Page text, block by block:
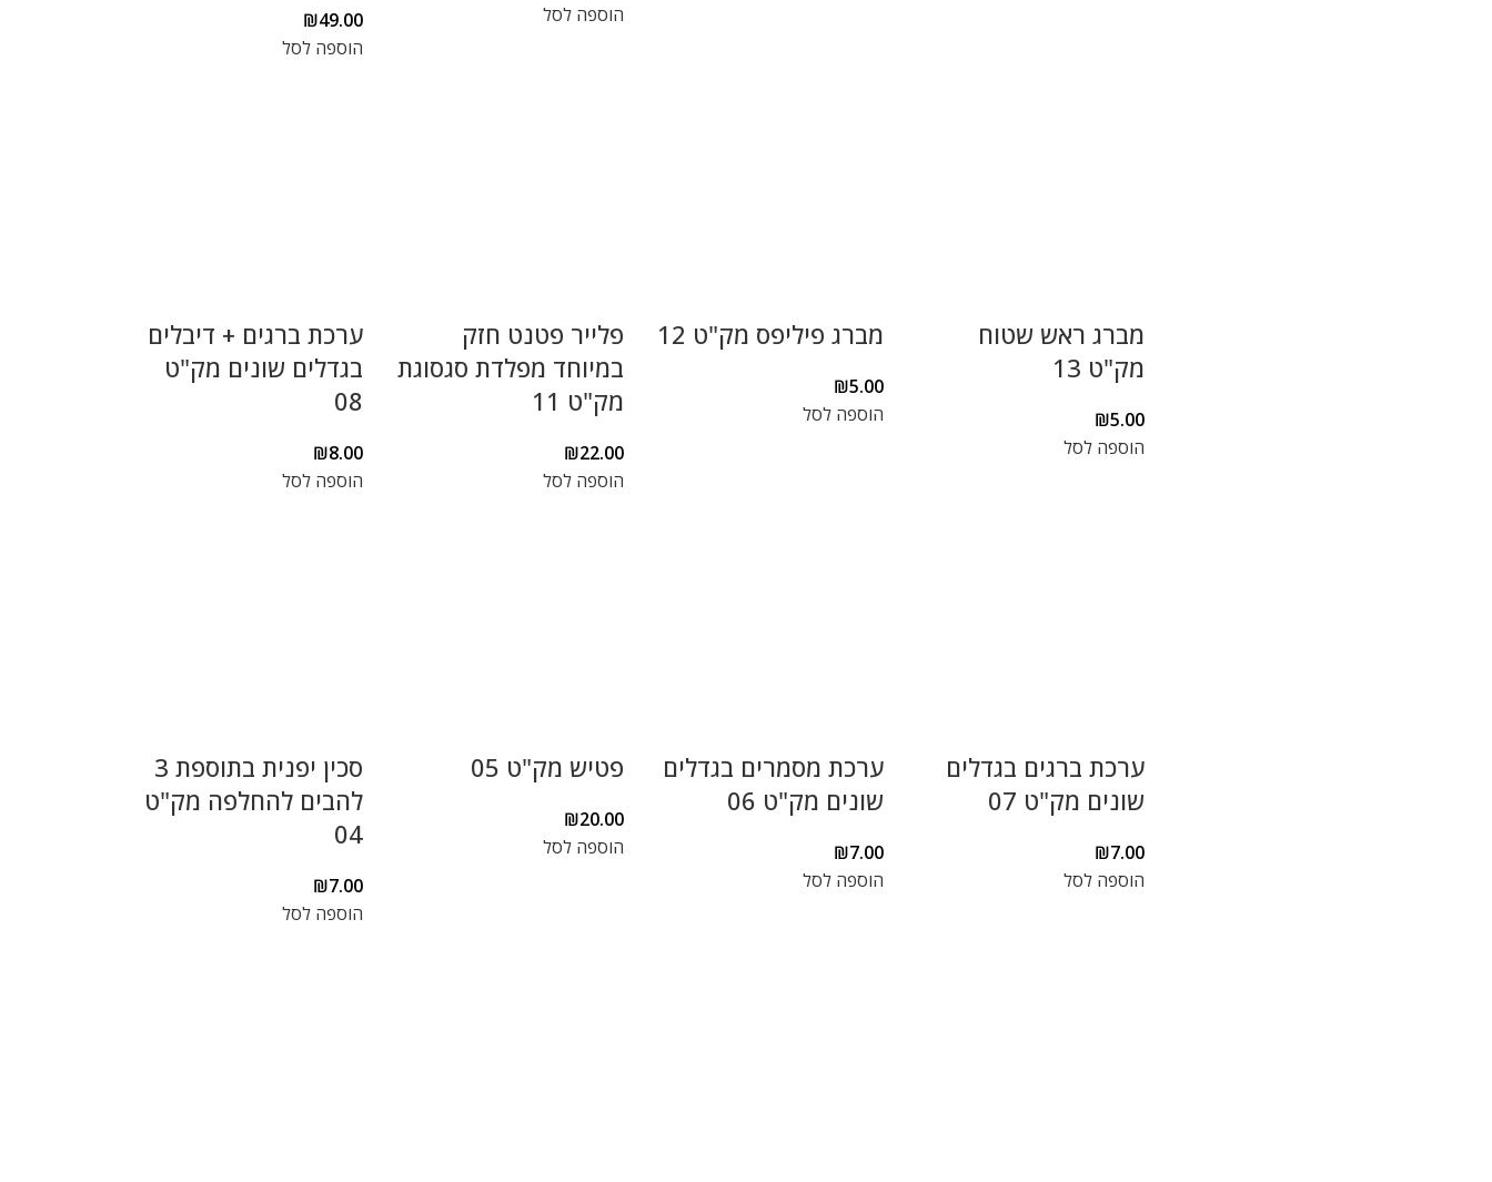
הוספה לסל
₪49.00
הוספה לסל
מברג ראש שטוח
מק"ט 13
₪5.00
הוספה לסל
מברג פיליפס מק"ט 12
₪5.00
הוספה לסל
פלייר פטנט חזק
במיוחד מפלדת סגסוגת
מק"ט 11
₪22.00
הוספה לסל
ערכת ברגים + דיבלים
בגדלים שונים מק"ט
08
₪8.00
הוספה לסל
ערכת ברגים בגדלים
שונים מק"ט 07
₪7.00
הוספה לסל
ערכת מסמרים בגדלים
שונים מק"ט 06
₪7.00
הוספה לסל
פטיש מק"ט 05
₪20.00
הוספה לסל
סכין יפנית בתוספת 3
להבים להחלפה מק"ט
04
₪7.00
הוספה לסל